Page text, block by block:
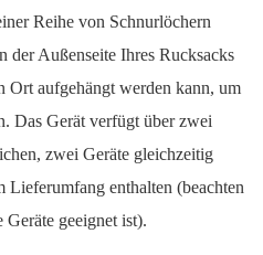
Reihe von Schnurlöchern
der Außenseite Ihres Rucksacks
Ort aufgehängt werden kann, um
Das Gerät verfügt über zwei
zwei Geräte gleichzeitig
enthalten (beachten
geeignet ist).